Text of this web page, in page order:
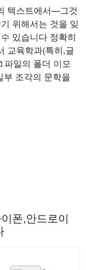
텍스트에서—그것
위해서는 것을 잊
있습니다 정확히
교육학과(특히,글
일의 폴더 이모
부 조각의 문학을
폰,안드로이